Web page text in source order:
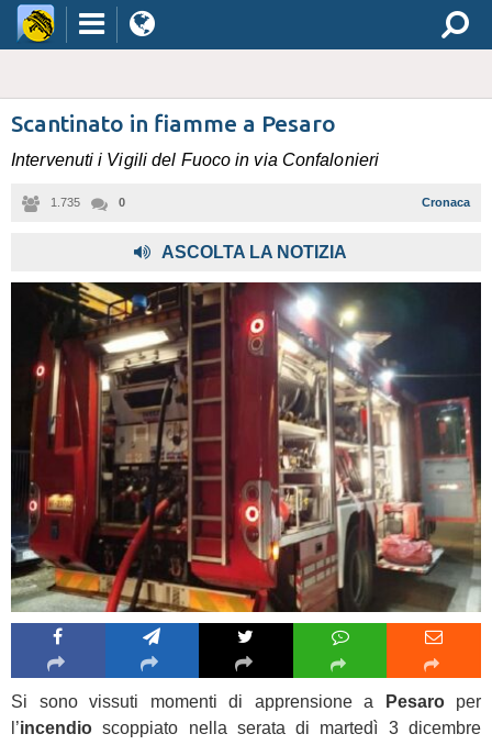
Scantinato in fiamme a Pesaro
Intervenuti i Vigili del Fuoco in via Confalonieri
1.735 0 Cronaca
ASCOLTA LA NOTIZIA
Si sono vissuti momenti di apprensione a Pesaroper
l’incendio scoppiato nella serata di martedì 3 dicembre